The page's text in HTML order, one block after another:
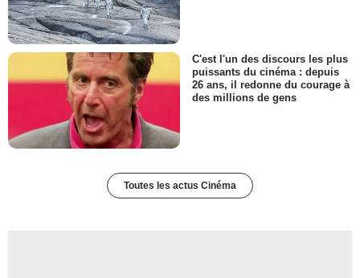
C'est l'un des discours les plus
puissants du cinéma : depuis
26 ans, il redonne du courage à
des millions de gens
Toutes les actus Cinéma